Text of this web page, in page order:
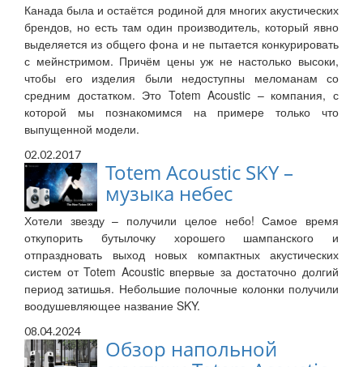
Канада была и остаётся родиной для многих акустических
брендов, но есть там один производитель, который явно
выделяется из общего фона и не пытается конкурировать
с мейнстримом. Причём цены уж не настолько высоки,
чтобы его изделия были недоступны меломанам со
средним достатком. Это Totem Acoustic – компания, с
которой мы познакомимся на примере только что
выпущенной модели.
02.02.2017
Totem Acoustic SKY –
музыка небес
Хотели звезду – получили целое небо! Самое время
откупорить бутылочку хорошего шампанского и
отпраздновать выход новых компактных акустических
систем от Totem Acoustic впервые за достаточно долгий
период затишья. Небольшие полочные колонки получили
воодушевляющее название SKY.
08.04.2024
Обзор напольной